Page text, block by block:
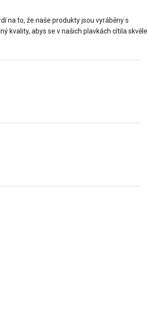
na to, že naše produkty jsou vyráběny s
kvality, abys se v našich plavkách cítila skvěle